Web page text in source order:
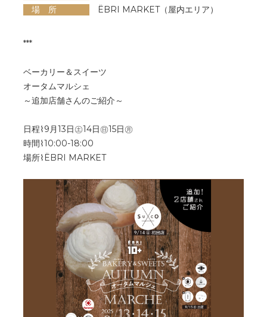
場 所
ËBRI MARKET（屋内エリア）
***
ベーカリー＆スイーツ
オータムマルシェ
～追加店舗さんのご紹介～
日程⌇9月13日㊏14日㊐15日㊊
時間⌇10:00-18:00
場所⌇ËBRI MARKET